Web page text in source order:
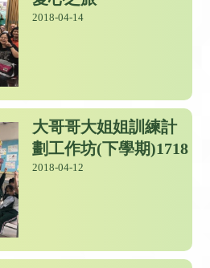
2018-04-14
大哥哥大姐姐訓練計
劃工作坊(下學期)1718
2018-04-12